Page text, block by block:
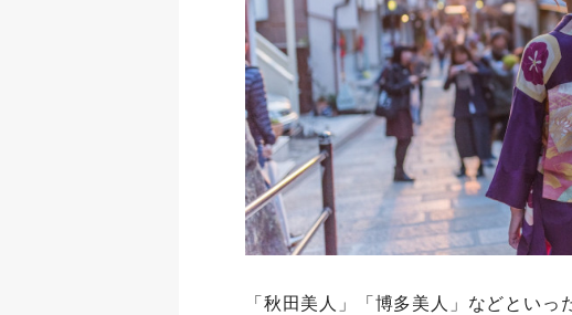
「秋田美人」「博多美人」などとい